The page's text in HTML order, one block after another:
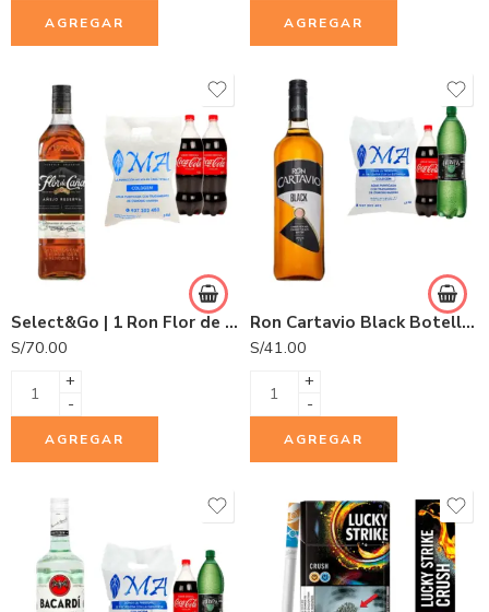
AGREGAR AGREGAR
Select&Go | 1 Ron Flor de Caña 5 años 750ml + 2 Gaseosas Coca Cola 1.5L + 1 Hielo COLDGEM 3.0Kg.
S/70.00
+
-
AGREGAR
Ron Cartavio Black Botella 1L
S/41.00
+
-
AGREGAR